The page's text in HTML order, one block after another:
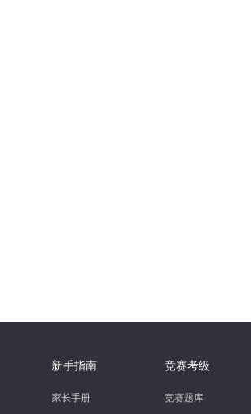
新手指南
家长手册
竞赛考级
竞赛题库